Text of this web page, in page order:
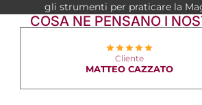
gli strumenti per praticare la
COSA NE PENSANO I
Cliente
MATTEO CAZZATO